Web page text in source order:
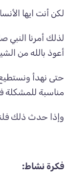
لكن أنت ايها
لذلك أمرنا النبي
أعوذ بالله من
حتى نهدأ
مناسبة
وإذا حدث ذلك
فكرة نشاط: